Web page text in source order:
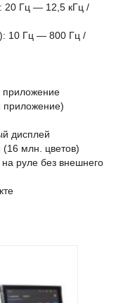
20 Гц — 12,5 кГц /
10 Гц — 800 Гц /
приложение
дисплей
(16 млн. цветов)
руле без внешнего